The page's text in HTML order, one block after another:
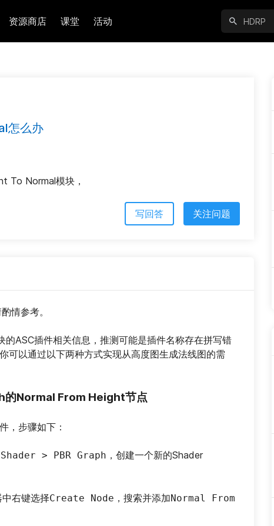
资源商店 课堂 活动
怎么办
To Normal模块，
写回答 关注问题
情参考。
ASC插件相关信息，推测可能是插件名称存在拼写错
可以通过以下两种方式实现从高度图生成法线图的需
的Normal From Height节点
，步骤如下：
> PBR Graph ，创建一个新的Shader
右键选择Create Node ，搜索并添加Normal From